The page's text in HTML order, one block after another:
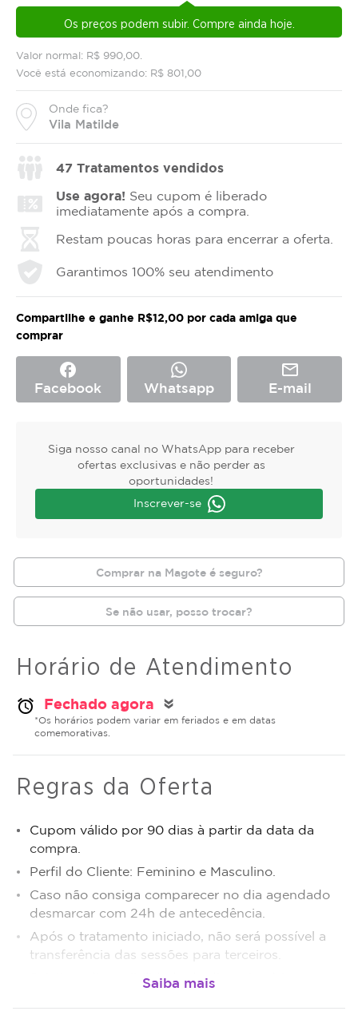
Valor normal: R$ 990,00.
Você está economizando: R$ 801,00
Onde fica?
Vila Matilde
Os preços podem subir. Compre ainda hoje.
47 Tratamentos vendidos
Use agora! Seu cupom é liberado
imediatamente após a compra.
Restam poucas horas para encerrar a oferta.
Garantimos 100% seu atendimento
Compartilhe e ganhe R$12,00 por cada amiga que
comprar
facebook
Facebook Whatsapp
mail_outline
E-mail
Siga nosso canal no WhatsApp para receber
ofertas exclusivas e não perder as
oportunidades!
Inscrever-se
Comprar na Magote é seguro?
Se não usar, posso trocar?
Horário de Atendimento
alarm Fechado agora double_arrow
*Os horários podem variar em feriados e em datas
comemorativas.
Regras da Oferta
Cupom válido por 90 dias à partir da data da
compra.
Perfil do Cliente: Feminino e Masculino.
Caso não consiga comparecer no dia agendado
desmarcar com 24h de antecedência.
Após o tratamento iniciado, não será possível a
transferência das sessões para terceiros.
Sujeito a disponibilidade de dias e horários.